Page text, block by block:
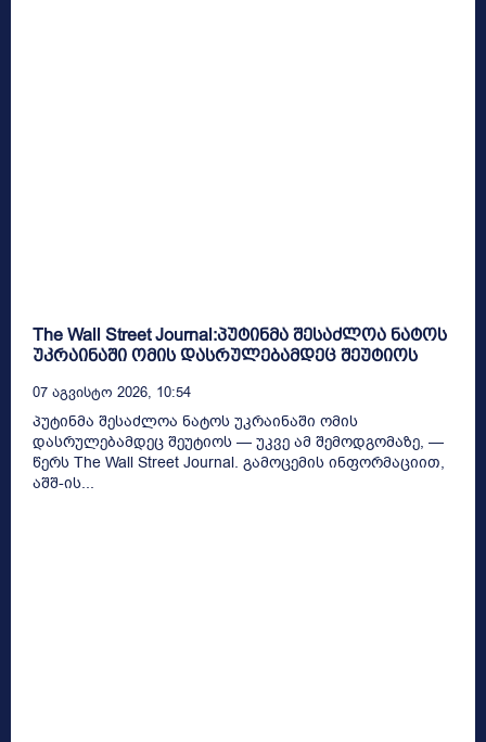
The Wall Street Journal:პუტინმა შესაძლოა ნატოს
უკრაინაში ომის დასრულებამდეც შეუტიოს
07 Აგვისტო 2026, 10:54
პუტინმა შესაძლოა ნატოს უკრაინაში ომის
დასრულებამდეც შეუტიოს — უკვე ამ შემოდგომაზე, —
წერს The Wall Street Journal. გამოცემის ინფორმაციით,
აშშ-ის...